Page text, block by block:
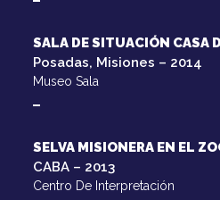
SALA DE SITUACIÓN CASA
Posadas, Misiones – 2014
Museo Sala
SELVA MISIONERA EN EL
CABA – 2013
Centro De Interpretación